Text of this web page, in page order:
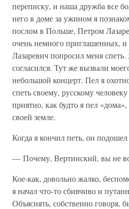
переписку, и наша дружба все
него в доме за ужином я
послом в Польше, Петром
очень немного приглашенных,
Лазаревич попросил меня
согласился. Тут же вызвали
небольшой концерт. Пел я
спеть своему, русскому
приятно, как будто я пел
своей земле.
Когда я кончил петь, он
— Почему, Вертинский, вы не
Кое-как, довольно жалко,
я начал что-то сбивчиво и
Объяснять, собственно говоря,